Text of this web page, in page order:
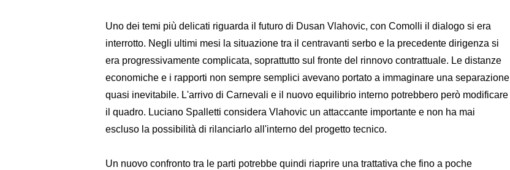
Uno dei temi più delicati riguarda il futuro di Dusan Vlahovic, con Comolli il dialogo si era
interrotto. Negli ultimi mesi la situazione tra il centravanti serbo e la precedente dirigenza si
era progressivamente complicata, soprattutto sul fronte del rinnovo contrattuale. Le distanze
economiche e i rapporti non sempre semplici avevano portato a immaginare una separazione
quasi inevitabile. L'arrivo di Carnevali e il nuovo equilibrio interno potrebbero però modificare
il quadro. Luciano Spalletti considera Vlahovic un attaccante importante e non ha mai
escluso la possibilità di rilanciarlo all'interno del progetto tecnico.
Un nuovo confronto tra le parti potrebbe quindi riaprire una trattativa che fino a poche